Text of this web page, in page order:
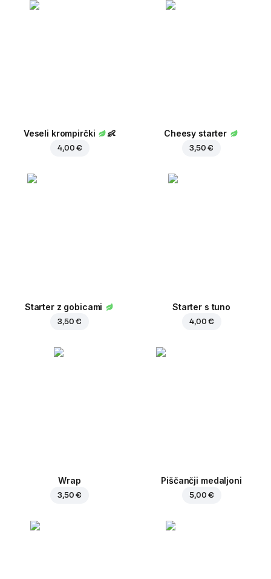
Veseli krompirčki 👶
4,00 €
Cheesy starter
3,50 €
Starter z gobicami
3,50 €
Starter s tuno
4,00 €
Wrap
3,50 €
Piščančji medaljoni
5,00 €